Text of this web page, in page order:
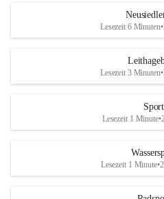
S
und den daraus folgenden
Maßnahmen zur Bekämpfung
Rebe und der Amerikanischen
Anhang VBl. EU Nr. 18
1 Seite•1,4 MB
Lesezeit 6 Minuten•
Lesezeit 3 Minuten•
Sport
Lesezeit 1 Minute•
Lesezeit 1 Minute•